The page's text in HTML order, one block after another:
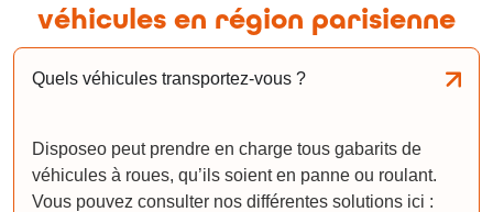
véhicules en région parisienne
Quels véhicules transportez-vous ?
Disposeo peut prendre en charge tous gabarits de
véhicules à roues, qu’ils soient en panne ou roulant.
Vous pouvez consulter nos différentes solutions ici :